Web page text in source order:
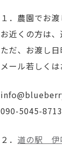
１．農園でお渡
お近くの方は、
ただ、お渡し
メール若しく
090-5045-8713
２． 道の駅 伊